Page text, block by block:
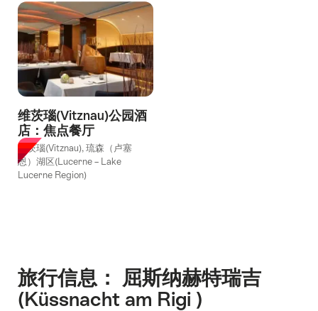
维茨瑙(Vitznau)公园酒
店：焦点餐厅
菲茨瑙(Vitznau), 琉森（卢塞
恩）湖区(Lucerne – Lake
Lucerne Region)
旅行信息： 屈斯纳赫特瑞吉
(Küssnacht am Rigi )